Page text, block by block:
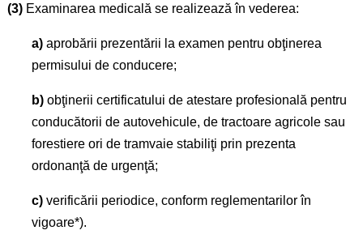
(3)Examinarea medicală se realizează în vederea:
a)aprobării prezentării la examen pentru obţinerea
permisului de conducere;
b)obţinerii certificatului de atestare profesională pentru
conducătorii de autovehicule, de tractoare agricole sau
forestiere ori de tramvaie stabiliţi prin prezenta
ordonanţă de urgenţă;
c)verificării periodice, conform reglementarilor în
vigoare*).